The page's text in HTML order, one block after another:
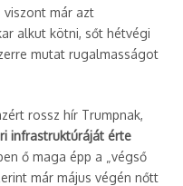
viszont már azt
alkut kötni, sőt hétvégi
mutat rugalmasságot
rossz hír Trumpnak,
infrastruktúráját érte
ő maga épp a „végső
már május végén nőtt